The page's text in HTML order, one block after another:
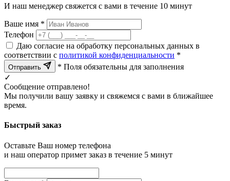
И наш менеджер свяжется с вами в течение 10 минут
Ваше имя *
Телефон
Даю согласие на обработку персональных данных в
соответствии с политикой конфиденциальности *
Отправить
* Поля обязательны для заполнения
✓
Сообщение отправлено!
Мы получили вашу заявку и свяжемся с вами в ближайшее
время.
Быстрый заказ
Оставьте Ваш номер телефона
и наш оператор примет заказ в течение 5 минут